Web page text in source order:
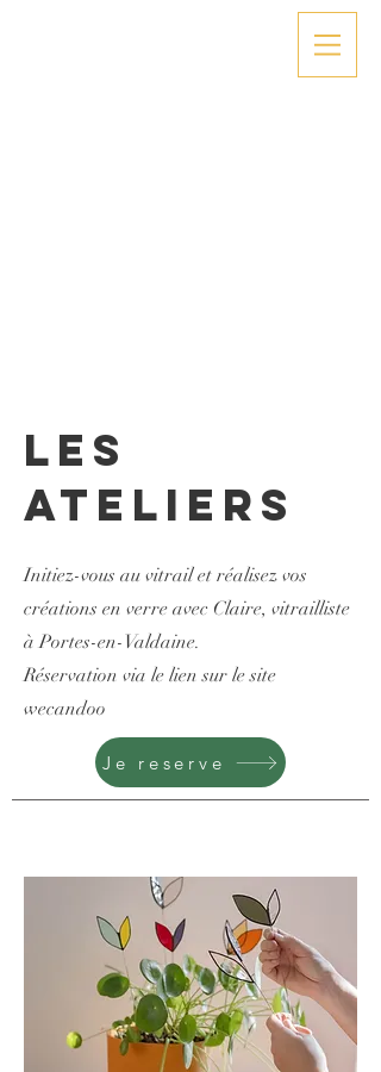
Les
Ateliers
Initiez-vous au vitrail et réalisez vos
créations en verre avec Claire, vitrailliste
à Portes-en-Valdaine.
Réservation via le lien sur le site
wecandoo
Je reserve